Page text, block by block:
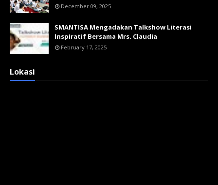
December 09, 2025
SMANTISA Mengadakan Talkshow Literasi
Inspiratif Bersama Mrs. Claudia
February 17, 2025
Lokasi